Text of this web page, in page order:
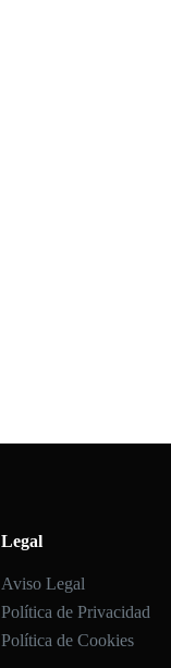
Legal
Aviso Legal
Política de Privacidad
Política de Cookies